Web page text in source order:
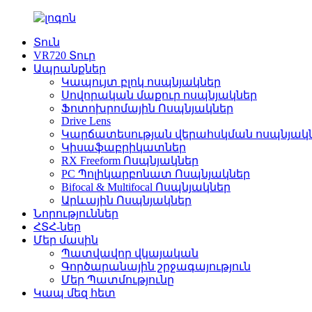
Տուն
VR720 Տուր
Ապրանքներ
Կապույտ բլոկ ոսպնյակներ
Սովորական մաքուր ոսպնյակներ
Ֆոտոխրոմային Ոսպնյակներ
Drive Lens
Կարճատեսության վերահսկման
Կիսաֆաբրիկատներ
RX Freeform Ոսպնյակներ
PC Պոլիկարբոնատ Ոսպնյակներ
Bifocal & Multifocal Ոսպնյակներ
Արևային Ոսպնյակներ
Նորություններ
ՀՏՀ-ներ
Մեր մասին
Պատվավոր վկայական
Գործարանային շրջագայություն
Մեր Պատմությունը
Կապ մեզ հետ